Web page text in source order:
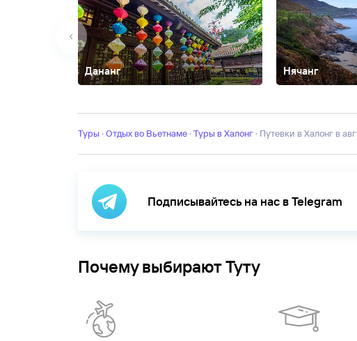
Дананг Нячанг
Туры · Отдых во Вьетнаме · Туры в Халонг · Путевки в Халонг в
Подписывайтесь на нас в Telegram
Почему выбирают Туту